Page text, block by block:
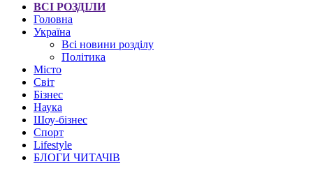
ВСІ РОЗДІЛИ
Головна
Україна
Всі новини розділу
Політика
Місто
Світ
Бізнес
Наука
Шоу-бізнес
Спорт
Lifestyle
БЛОГИ ЧИТАЧІВ